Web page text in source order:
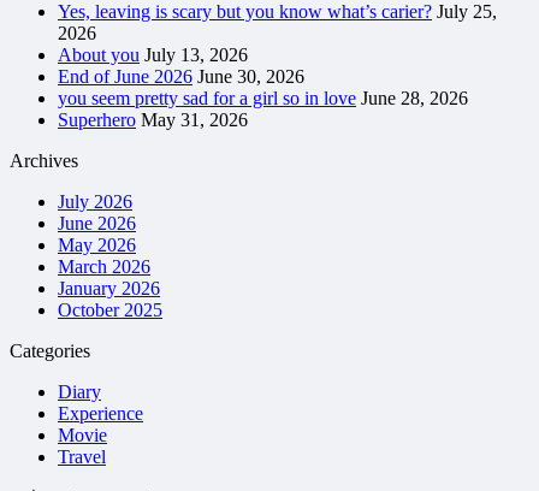
Yes, leaving is scary but you know what’s carier? July 25,
2026
About you July 13, 2026
End of June 2026 June 30, 2026
you seem pretty sad for a girl so in love June 28, 2026
Superhero May 31, 2026
Archives
July 2026
June 2026
May 2026
March 2026
January 2026
October 2025
Categories
Diary
Experience
Movie
Travel